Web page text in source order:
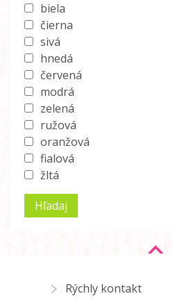
biela
čierna
sivá
hnedá
červená
modrá
zelená
ružová
oranžová
fialová
žltá
Rýchly kontakt